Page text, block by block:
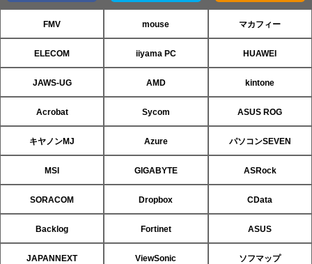
FMV mouse マカフィー
ELECOM iiyama PC HUAWEI
JAWS-UG AMD kintone
Acrobat Sycom ASUS ROG
キヤノンMJ Azure パソコンSEVEN
MSI GIGABYTE ASRock
SORACOM Dropbox CData
Backlog Fortinet ASUS
JAPANNEXT ViewSonic ソフマップ